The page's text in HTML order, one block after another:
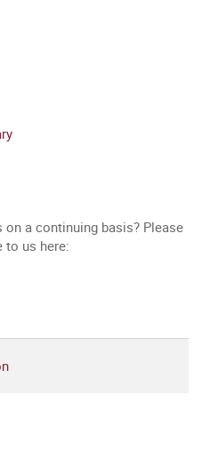
a continuing basis? Please
to us here: